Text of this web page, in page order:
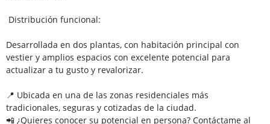
Distribución funcional:
Desarrollada en dos plantas, con habitación principal con
vestier y amplios espacios con excelente potencial para
actualizar a tu gusto y revalorizar.
📍 Ubicada en una de las zonas residenciales más
tradicionales, seguras y cotizadas de la ciudad.
📲 ¿Quieres conocer su potencial en persona? Contáctame al